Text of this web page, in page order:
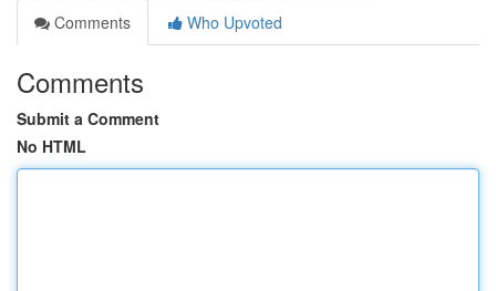
Comments
Who Upvoted
Comments
Submit a Comment
No HTML